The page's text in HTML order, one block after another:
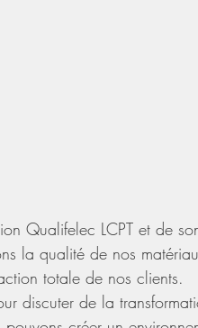
Qualifelec LCPT et de
la qualité de nos
totale de nos clients.
discuter de la